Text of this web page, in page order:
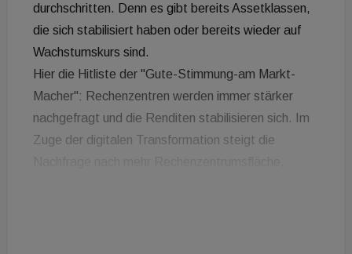
durchschritten. Denn es gibt bereits Assetklassen,
die sich stabilisiert haben oder bereits wieder auf
Wachstumskurs sind.
Hier die Hitliste der "Gute-Stimmung-am Markt-
Macher": Rechenzentren werden immer stärker
nachgefragt und die Renditen stabilisieren sich. Im
Zuge der digitalen Transformation steigt die